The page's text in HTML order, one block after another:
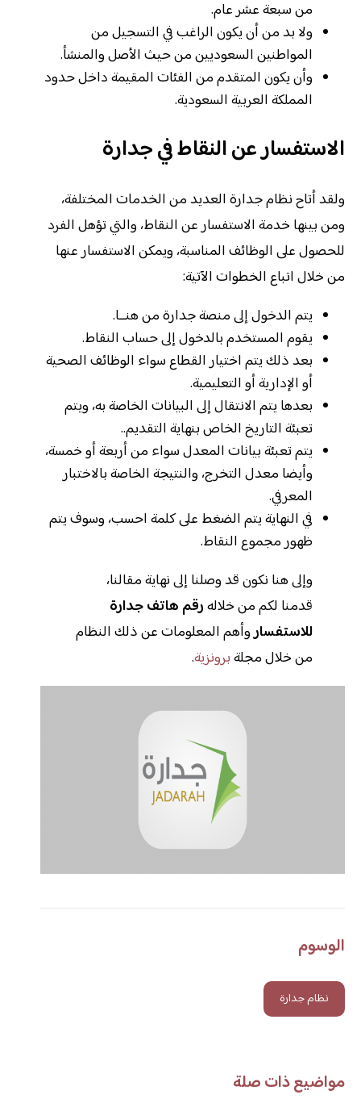
من سبعة عشر عام.
ولا بد من أن يكون الراغب في التسجيل من
المواطنين السعوديين من حيث الأصل والمنشأ.
وأن يكون المتقدم من الفئات المقيمة داخل حدود
المملكة العربية السعودية.
الاستفسار عن النقاط في جدارة
ولقد أتاح نظام جدارة العديد من الخدمات المختلفة،
ومن بينها خدمة الاستفسار عن النقاط، والتي تؤهل الفرد
للحصول على الوظائف المناسبة، ويمكن الاستفسار عنها
من خلال اتباع الخطوات الآتية:
يتم الدخول إلى منصة جدارة من هنــا.
يقوم المستخدم بالدخول إلى حساب النقاط.
بعد ذلك يتم اختيار القطاع سواء الوظائف الصحية
أو الإدارية أو التعليمية.
بعدها يتم الانتقال إلى البيانات الخاصة به، ويتم
تعبئة التاريخ الخاص بنهاية التقديم..
يتم تعبئة بيانات المعدل سواء من أربعة أو خمسة،
وأيضا معدل التخرج، والنتيجة الخاصة بالاختبار
المعرفي.
في النهاية يتم الضغط على كلمة احسب، وسوف يتم
ظهور مجموع النقاط.
وإلى هنا نكون قد وصلنا إلى نهاية مقالنا،
قدمنا لكم من خلالهرقم هاتف جدارة
للاستفساروأهم المعلومات عن ذلك النظام
من خلال مجلةبرونزية.
الوسوم
نظام جدارة
مواضيع ذات صلة